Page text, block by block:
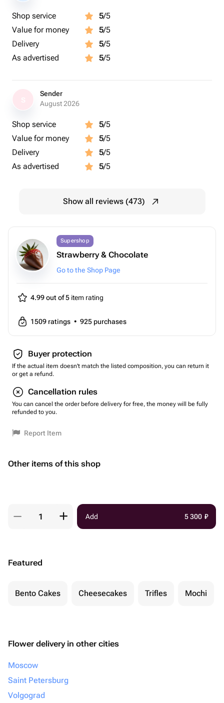
Shop service 5/5
Value for money
5/5
Delivery
5/5
As advertised
5/5
Sender
August 2026
Shop service 5/5
Value for money
5/5
Delivery
5/5
As advertised
5/5
Show all reviews (473)
Supershop
Strawberry & Chocolate
Go to the Shop Page
4.99 out of 5 item rating
1509 ratings • 925 purchases
Buyer protection
If the actual item doesn't match the listed composition, you can return it
or get a refund.
Cancellation rules
You can cancel the order before delivery for free, the money will be fully
refunded to you.
Report Item
Other items of this shop
Add 5 300 ₽
Featured
Bento Cakes Cheesecakes Trifles Mochi
Flower delivery in other cities
Moscow
Saint Petersburg
Volgograd